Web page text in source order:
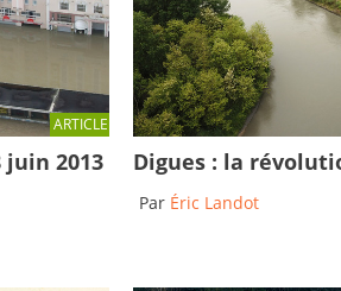
ARTICLE
juin 2013
Digues : la
Par Éric Landot